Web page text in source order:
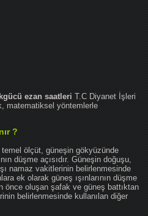
ezan saatleri T.C Diyanet İşleri
matematiksel yöntemlerle
?
ölçüt, güneşin gökyüzünde
düşme açısıdır. Güneşin doğuşu,
namaz vakitlerinin belirlenmesinde
ek olarak güneş ışınlarının düşme
önce oluşan şafak ve güneş battıktan
belirlenmesinde kullanılan diğer